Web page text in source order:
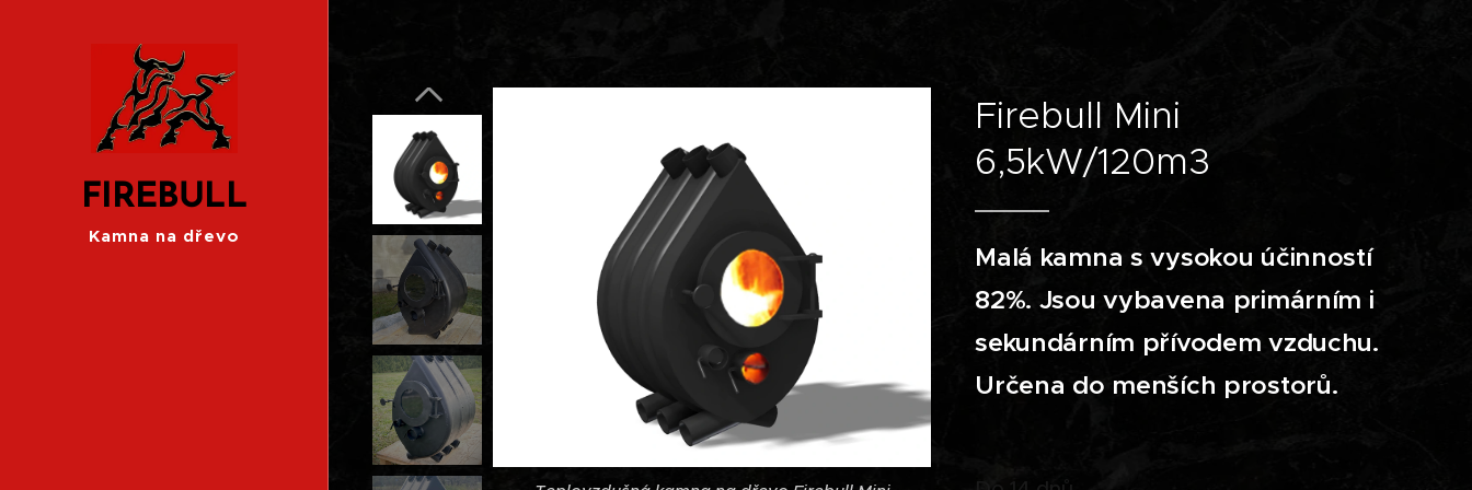
FIREBULL
Kamna na dřevo
Firebull Mini
6,5kW/120m3
Teplovzdušná kamna na dřevo Firebull Mini
Malá kamna s vysokou účinností
82%. Jsou vybavena primárním i
sekundárním přívodem vzduchu.
Určena do menších prostorů.